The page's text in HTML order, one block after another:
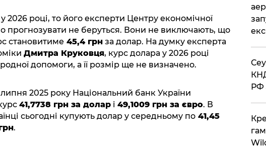
2026 році, то його експерти Центру економічної
прогнозувати не беруться. Вони не виключають, що
становитиме45,4 грнза долар. На думку експерта
Дмитра Круковця, курс долара у 2026 році
допомоги, а її розмір ще не визначено.
липня 2025 року Національний банк України
41,7738 грн за доларі 49,1009 грн за євро. В
сьогодні купують долар у середньому по41,45
.
РФ